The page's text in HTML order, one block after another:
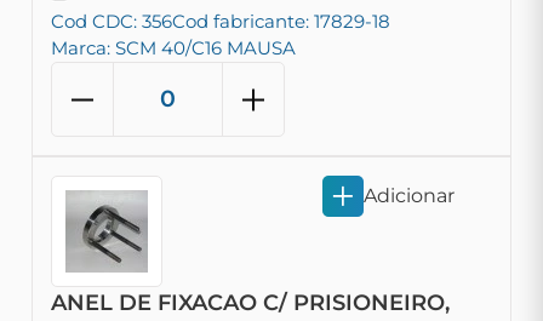
Cod CDC: 356Cod fabricante: 17829-18
Marca: SCM 40/C16 MAUSA
ANEL DE FIXACAO C/ PRISIONEIRO,
Adicionar